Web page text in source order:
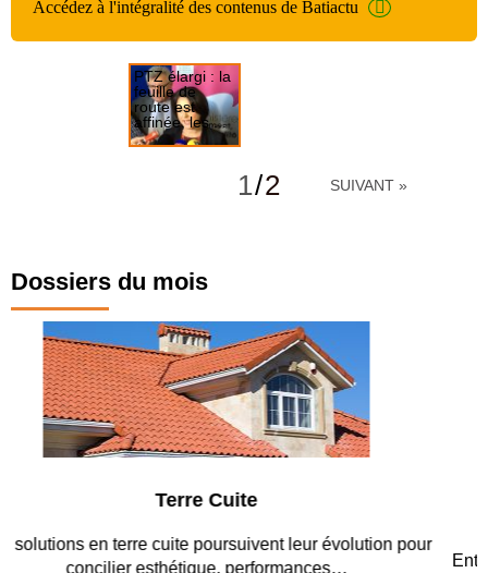
Accédez à l'intégralité des contenus de Batiactu
PTZ élargi : la
feuille de
route est
affinée, les ...
1/2 SUIVANT »
Dossiers du mois
Entre circulation, sécurisation des accès, durabilité des